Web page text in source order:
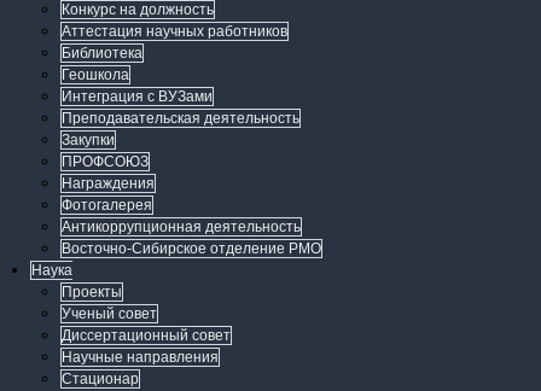
Конкурс на должность
Аттестация научных работников
Библиотека
Геошкола
Интеграция с ВУЗами
Преподавательская деятельность
Закупки
ПРОФСОЮЗ
Награждения
Фотогалерея
Антикоррупционная деятельность
Восточно-Сибирское отделение РМО
Наука
Проекты
Ученый совет
Диссертационный совет
Научные направления
Стационар